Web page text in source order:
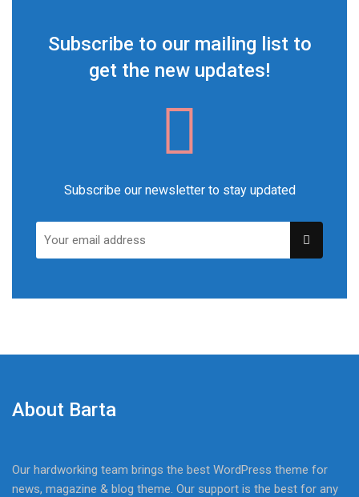
Subscribe to our mailing list to
get the new updates!
Subscribe our newsletter to stay updated
About Barta
Our hardworking team brings the best WordPress theme for
news, magazine & blog theme. Our support is the best for any